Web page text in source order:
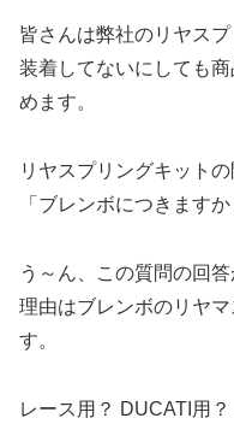
皆さんは弊社のリヤス
装着してないにしても
めます。
リヤスプリングキット
「ブレンボにつきます
う～ん、この質問の回
理由はブレンボのリヤ
す。
レース用？ DUCATI用